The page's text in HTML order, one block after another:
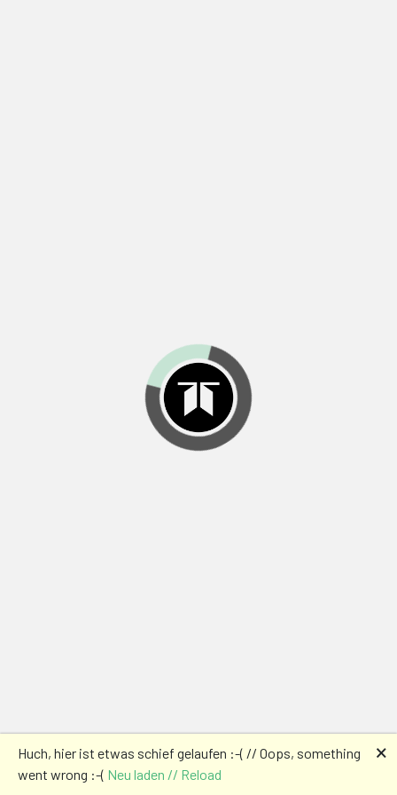
Huch, hier ist etwas schief gelaufen :-( // Oops, something
went wrong :-( Neu laden // Reload
🗙